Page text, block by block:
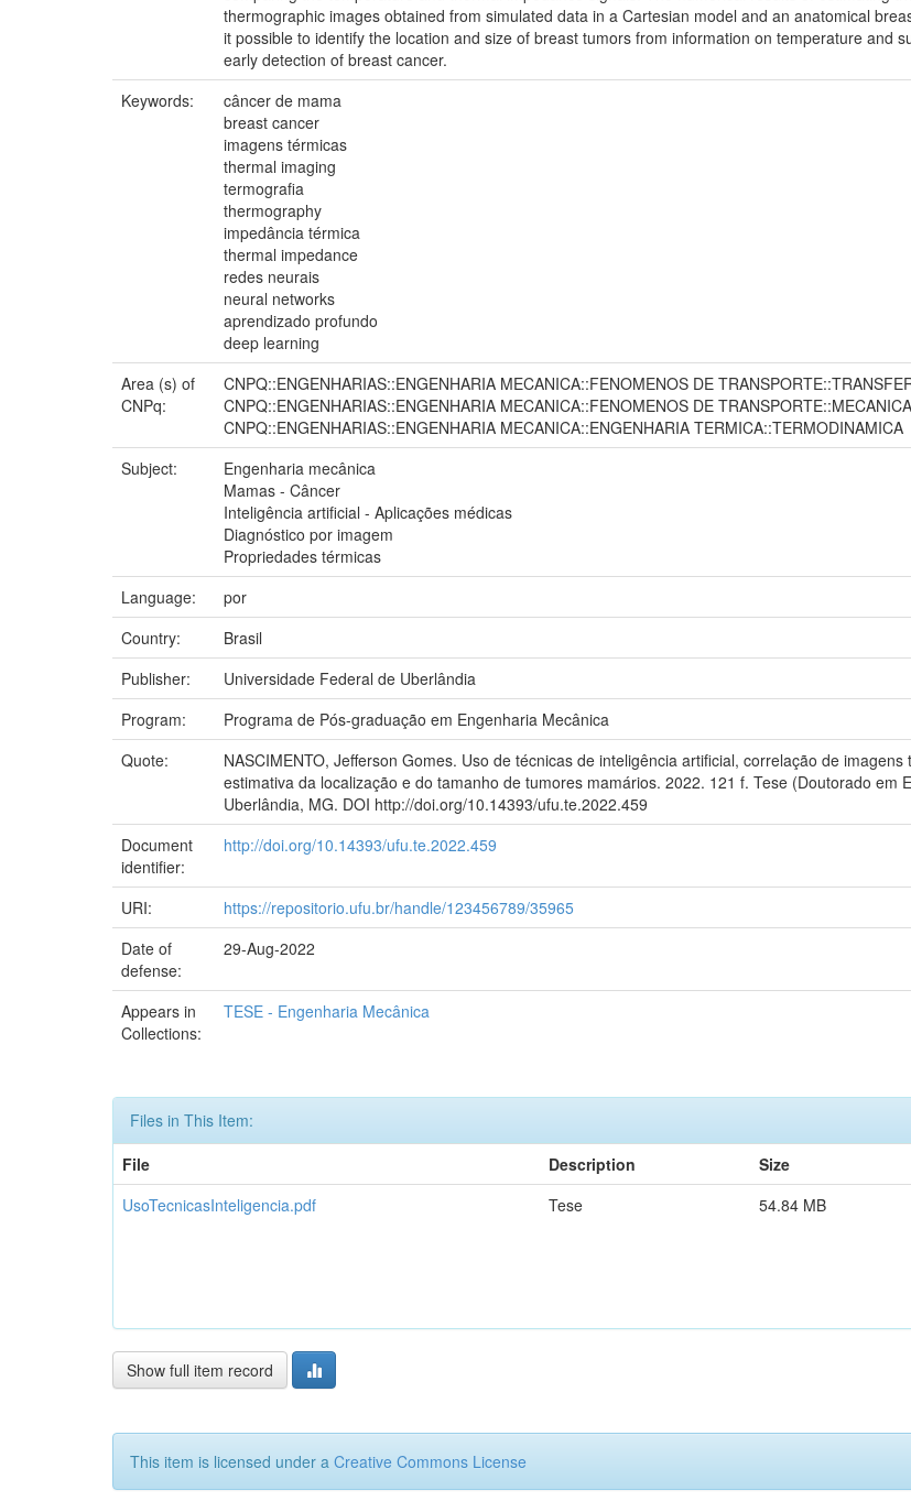
thermographic images obtained from simulated data in a Cartesian model and an anatomical
it possible to identify the location and size of breast tumors from information on temperature and
early detection of breast cancer.
Keywords:
câncer de mama
breast cancer
imagens térmicas
thermal imaging
termografia
thermography
impedância térmica
thermal impedance
redes neurais
neural networks
aprendizado profundo
deep learning
Area (s) of
CNPq:
CNPQ::ENGENHARIAS::ENGENHARIA MECANICA::FENOMENOS DE
CNPQ::ENGENHARIAS::ENGENHARIA MECANICA::FENOMENOS DE
CNPQ::ENGENHARIAS::ENGENHARIA MECANICA::ENGENHARIA TERMICA::TERMODINAMICA
Subject:
Engenharia mecânica
Mamas - Câncer
Inteligência artificial - Aplicações médicas
Diagnóstico por imagem
Propriedades térmicas
Language:
por
Country:
Brasil
Publisher:
Universidade Federal de Uberlândia
Program:
Programa de Pós-graduação em Engenharia Mecânica
Quote:
NASCIMENTO, Jefferson Gomes. Uso de técnicas de inteligência artificial, correlação de
estimativa da localização e do tamanho de tumores mamários. 2022. 121 f. Tese (Doutorado
Uberlândia, MG. DOI http://doi.org/10.14393/ufu.te.2022.459
Document
identifier:
http://doi.org/10.14393/ufu.te.2022.459
URI:
https://repositorio.ufu.br/handle/123456789/35965
Date of
defense:
29-Aug-2022
Appears in
Collections:
TESE - Engenharia Mecânica
Files in This Item:
File
Description Size
UsoTecnicasInteligencia.pdf
Tese 54.84 MB
Show full item record
This item is licensed under a Creative Commons License